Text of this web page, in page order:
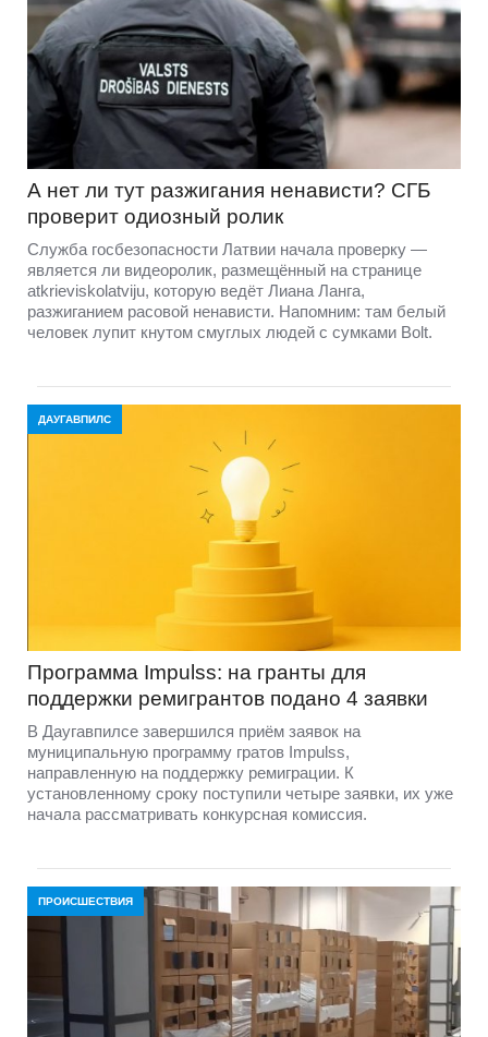
А нет ли тут разжигания ненависти? СГБ
проверит одиозный ролик
Служба госбезопасности Латвии начала проверку —
является ли видеоролик, размещённый на странице
atkrieviskolatviju, которую ведёт Лиана Ланга,
разжиганием расовой ненависти. Напомним: там белый
человек лупит кнутом смуглых людей с сумками Bolt.
ДАУГАВПИЛС
Программа Impulss: на гранты для
поддержки ремигрантов подано 4 заявки
В Даугавпилсе завершился приём заявок на
муниципальную программу гратов Impulss,
направленную на поддержку ремиграции. К
установленному сроку поступили четыре заявки, их уже
начала рассматривать конкурсная комиссия.
ПРОИСШЕСТВИЯ